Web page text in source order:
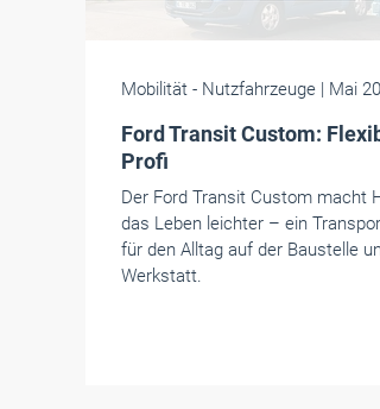
Mobilität - Nutzfahrzeuge | Mai
Ford Transit Custom:
Profi
Der Ford Transit Custom macht
das Leben leichter – ein
für den Alltag auf der Baustelle
Werkstatt.